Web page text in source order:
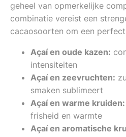
geheel van opmerkelijke
combinatie vereist een
cacaosoorten om een
Açaí en oude kazen:
intensiteiten
Açaí en zeevruchten:
smaken sublimeert
Açaí en warme kruiden:
frisheid en warmte
Açaí en aromatische